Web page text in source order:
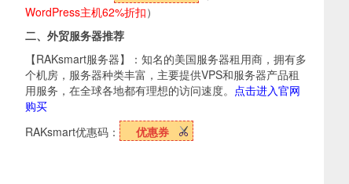
WordPress主机62%折扣）
二、外贸服务器推荐
【RAKsmart服务器】：知名的美国服务器租用商，拥有多
个机房，服务器种类丰富，主要提供VPS和服务器产品租
用服务，在全球各地都有理想的访问速度。 点击进入官网
购买
RAKsmart优惠码：
优惠券